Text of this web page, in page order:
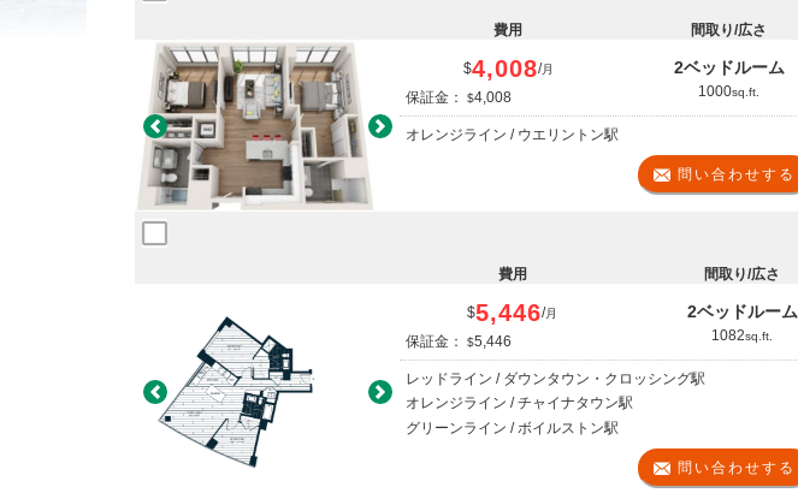
Previous Next
費用 間取り/広さ
$4,008/月
保証金： $4,008
2ベッドルーム
1000sq.ft.
オレンジライン / ウエリントン駅
問い合わせする
Previous Next
費用 間取り/広さ
$5,446/月
保証金： $5,446
2ベッドルーム
1082sq.ft.
レッドライン / ダウンタウン・クロッシング駅
オレンジライン / チャイナタウン駅
グリーンライン / ボイルストン駅
問い合わせする